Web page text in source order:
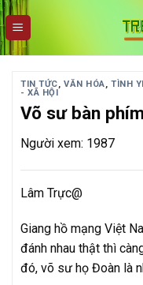
Skip
to
content
TIN TỨC,VĂN HÓA,TÌNH
- XÃ HỘI
Võ sư bàn
Người xem: 1987
Lâm Trực@
Giang hồ mạng Việt
đánh nhau thật thì
đó, võ sư họ Đoàn là